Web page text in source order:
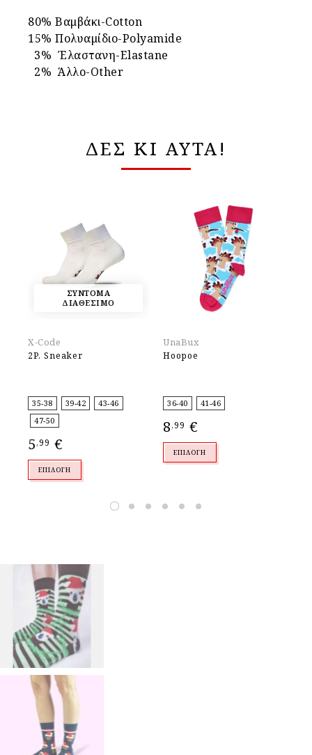
80% Βαμβάκι-Cotton
15% Πολυαμίδιο-Polyamide
3% Έλαστανη-Elastane
2% Άλλο-Other
ΔΕΣ ΚΙ ΑΥΤΑ!
ΣΥΝΤΟΜΑ
ΔΙΑΘΕΣΙΜΟ
X-Code
2P. Sneaker
35-38 39-42
43-46
47-50
5,99 €
ΕΠΙΛΟΓΉ
UnaBux
Hoopoe
36-40 41-46
8,99 €
ΕΠΙΛΟΓΉ